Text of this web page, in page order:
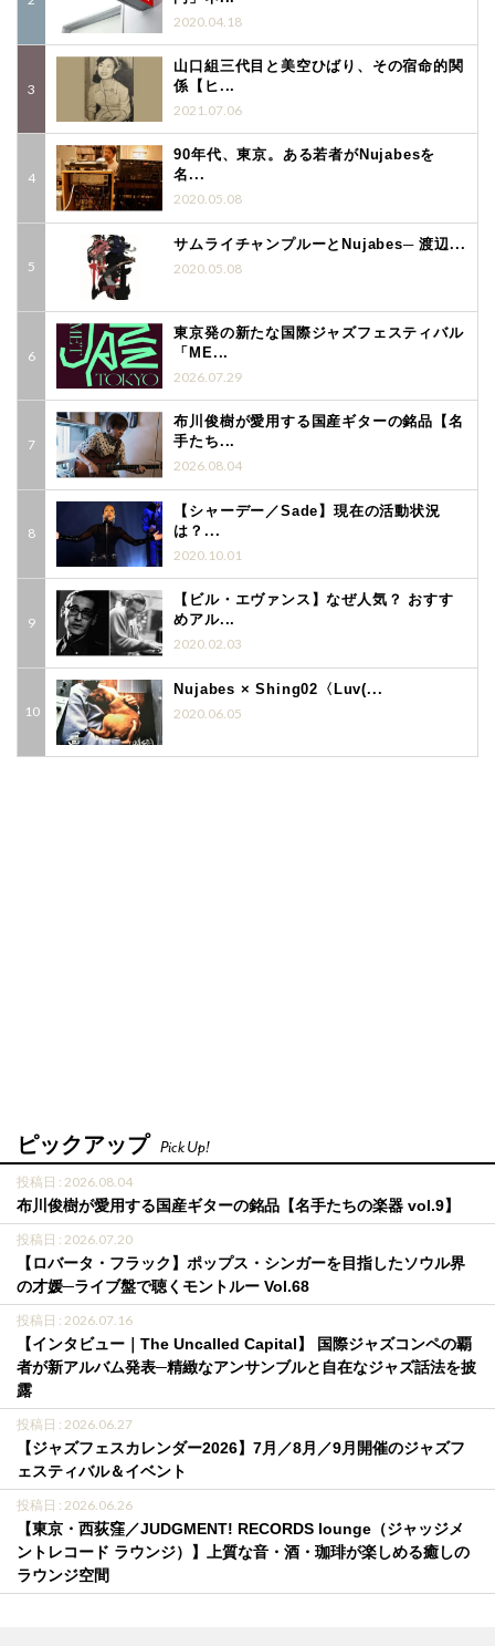
2020.04.18
山口組三代目と美空ひばり、その宿命的関
係【ヒ...
2021.07.06
90年代、東京。ある若者がNujabesを
名...
2020.05.08
サムライチャンプルーとNujabes─ 渡辺...
2020.05.08
東京発の新たな国際ジャズフェスティバル
「ME...
2026.07.29
布川俊樹が愛用する国産ギターの銘品【名
手たち...
2026.08.04
【シャーデー／Sade】現在の活動状況
は？...
2020.10.01
【ビル・エヴァンス】なぜ人気？ おすす
めアル...
2020.02.03
Nujabes × Shing02〈Luv(...
2020.06.05
ピックアップ Pick Up!
投稿日 : 2026.08.04
布川俊樹が愛用する国産ギターの銘品【名手たちの楽器 vol.9】
投稿日 : 2026.07.20
【ロバータ・フラック】ポップス・シンガーを目指したソウル界
の才媛─ライブ盤で聴くモントルー Vol.68
投稿日 : 2026.07.16
【インタビュー｜The Uncalled Capital】 国際ジャズコンペの覇
者が新アルバム発表─精緻なアンサンブルと自在なジャズ話法を披
露
投稿日 : 2026.06.27
【ジャズフェスカレンダー2026】7月／8月／9月開催のジャズフ
ェスティバル＆イベント
投稿日 : 2026.06.26
【東京・西荻窪／JUDGMENT! RECORDS lounge（ジャッジメ
ントレコード ラウンジ）】上質な音・酒・珈琲が楽しめる癒しの
ラウンジ空間